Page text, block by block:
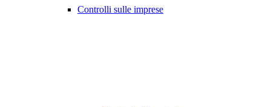
Controlli sulle imprese